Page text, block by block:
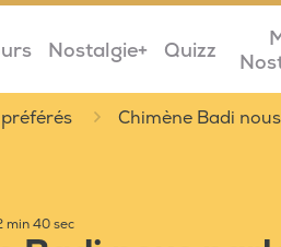
Nostalgie+ Quizz
Chimène Badi
min 40 sec